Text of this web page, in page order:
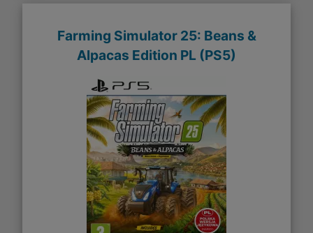
Farming Simulator 25: Beans &
Alpacas Edition PL (PS5)